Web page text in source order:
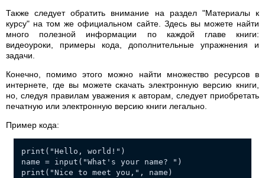
Также следует обратить внимание на раздел "Материалы к
курсу" на том же официальном сайте. Здесь вы можете найти
много полезной информации по каждой главе книги:
видеоуроки, примеры кода, дополнительные упражнения и
задачи.
Конечно, помимо этого можно найти множество ресурсов в
интернете, где вы можете скачать электронную версию книги,
но, следуя правилам уважения к авторам, следует приобретать
печатную или электронную версию книги легально.
Пример кода:
print("Hello, world!")
name = input("What's your name? ")
print("Nice to meet you,", name)